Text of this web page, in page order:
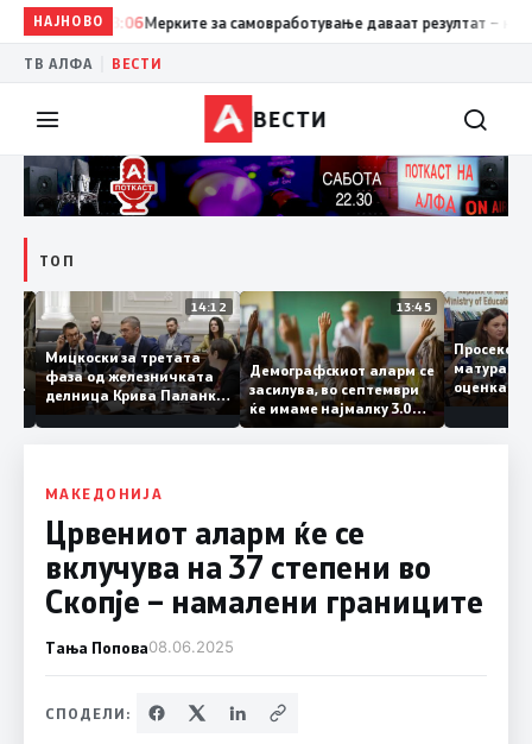
НАЈНОВО
18:06 Мерките за самовработување даваат резултат –
ТВ АЛФА ВЕСТИ
ВЕСТИ
ТОП
15:20
Во
14:12
Мицкоски за третата
фаза од железничката
делница Крива Паланка
– Деве Баир: Проектот
нема да заврши на
целина
13:45
Демографскиот аларм се
засилува, во септември
ќе имаме најмалку 3.000
првачиња помалку
матура
оценка
МАКЕДОНИЈА
Црвениот аларм ќе се
вклучува на 37 степени во
Скопје – намалени границите
Тања Попова08.06.2025
СПОДЕЛИ: